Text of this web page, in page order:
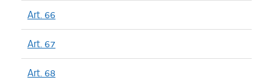
Art. 66
Art. 67
Art. 68